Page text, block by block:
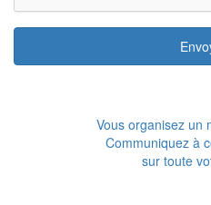
Vous organisez un
Communiquez à
sur toute